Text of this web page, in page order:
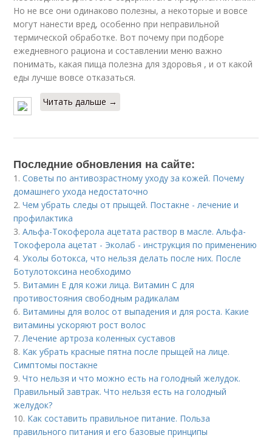
Но не все они одинаково полезны, а некоторые и вовсе
могут нанести вред, особенно при неправильной
термической обработке. Вот почему при подборе
ежедневного рациона и составлении меню важно
понимать, какая пища полезна для здоровья , и от какой
еды лучше вовсе отказаться.
Читать дальше →
Последние обновления на сайте:
1.Советы по антивозрастному уходу за кожей. Почему
домашнего ухода недостаточно
2.Чем убрать следы от прыщей. Постакне - лечение и
профилактика
3.Альфа-Токоферола ацетата раствор в масле. Альфа-
Токоферола ацетат - Эколаб - инструкция по применению
4.Уколы ботокса, что нельзя делать после них. После
Ботулотоксина необходимо
5. Витамин Е для кожи лица. Витамин С для
противостояния свободным радикалам
6. Витамины для волос от выпадения и для роста. Какие
витамины ускоряют рост волос
7. Лечение артроза коленных суставов
8. Как убрать красные пятна после прыщей на лице.
Симптомы постакне
9.Что нельзя и что можно есть на голодный желудок.
Правильный завтрак. Что нельзя есть на голодный
желудок?
10. Как составить правильное питание. Польза
правильного питания и его базовые принципы